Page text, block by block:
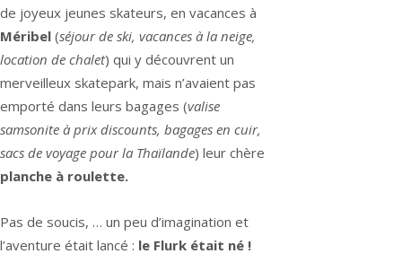
de joyeux jeunes skateurs, en vacances à
Méribel (séjour de ski, vacances à la neige,
location de chalet) qui y découvrent un
merveilleux skatepark, mais n’avaient pas
emporté dans leurs bagages (valise
samsonite à prix discounts, bagages en cuir,
sacs de voyage pour la Thaïlande) leur chère
planche à roulette.
Pas de soucis, … un peu d’imagination et
l’aventure était lancé : le Flurk était né !